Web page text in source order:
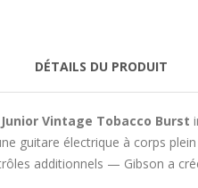
DÉTAILS DU PRODUIT
Vintage Tobacco Burst
guitare électrique à corps
additionnels — Gibson a